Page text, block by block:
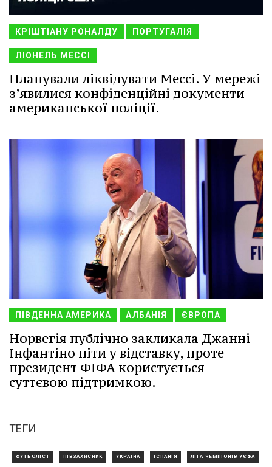
КРІШТІАНУ РОНАЛДУ ПОРТУГАЛІЯ
ЛІОНЕЛЬ МЕССІ
Планували ліквідувати Мессі. У мережі
з’явилися конфіденційні документи
американської поліції.
ПІВДЕННА АМЕРИКА АЛБАНІЯ ЄВРОПА
Норвегія публічно закликала Джанні
Інфантіно піти у відставку, проте
президент ФІФА користується
суттєвою підтримкою.
ТЕГИ
ФУТБОЛІСТ ПІВЗАХИСНИК УКРАЇНА ІСПАНІЯ ЛІГА ЧЕМПІОНІВ УЄФА